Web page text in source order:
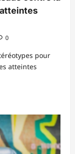
0
pour
atteintes